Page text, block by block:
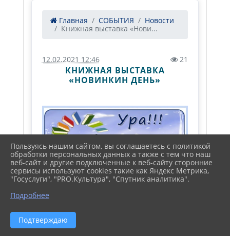
Главная СОБЫТИЯ
Новости
Книжная выставка «Нови...
12.02.2021 12:46 21
КНИЖНАЯ ВЫСТАВКА
«НОВИНКИН ДЕНЬ»
Пользуясь нашим сайтом, вы соглашаетесь с политикой
обработки персональных данных а также с тем что наш
веб-сайт и другие подключенные к веб-сайту сторонние
сервисы используют cookies такие как Яндекс Метрика,
"Госуслуги", "PRO.Культура", "Спутник аналитика".
Подробнее
Подтверждаю